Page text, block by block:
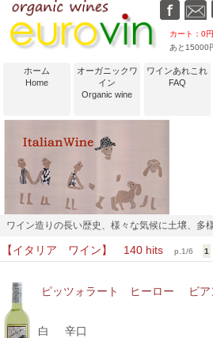
カート：0円
あと15000
ホーム
Home
オーガニックワ
イン
Organic wine
ワインあれこれ
FAQ
ワイン造りの長い歴史、様々な気候に土壌、多
【イタリア ワイン】 140 hitsp.1/6 1
ピッツォラート ヒーロー ビア
白
辛口